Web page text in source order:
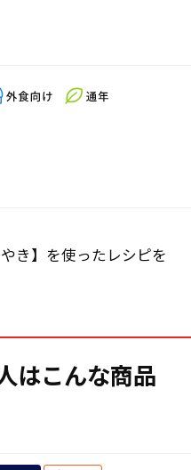
き】を使ったレシピを
はこんな商品